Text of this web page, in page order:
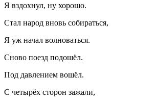
Я вздохнул, ну хорошо.
Стал народ вновь собираться,
Я уж начал волноваться.
Сново поезд подошёл.
Под давлением вошёл.
С четырёх сторон зажали,